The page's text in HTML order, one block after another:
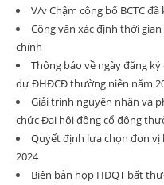
V/v Chậm công bố BCTC
Công văn xác định thời
chính
Thông báo về ngày đăng
dự ĐHĐCĐ thường niên năm
Giải trình nguyên nhân và
chức Đại hội đồng cổ đông
Quyết định lựa chọn đơn vị
2024
Biên bản họp HĐQT bất